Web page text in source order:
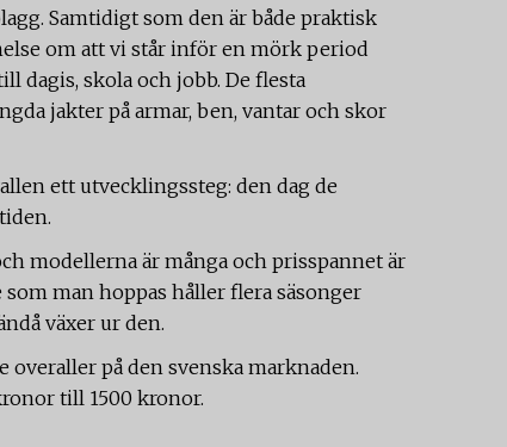
Samtidigt som den är både praktisk
om att vi står inför en mörk period
dagis, skola och jobb. De flesta
jakter på armar, ben, vantar och skor
ett utvecklingssteg: den dag de
modellerna är många och prisspannet är
man hoppas håller flera säsonger
växer ur den.
på den svenska marknaden.
till 1500 kronor.